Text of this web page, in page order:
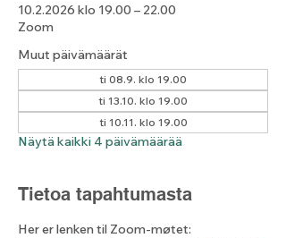
10.2.2026 klo 19.00 – 22.00
Zoom
Muut päivämäärät
ti 08.9. klo 19.00
ti 13.10. klo 19.00
ti 10.11. klo 19.00
Näytä kaikki 4 päivämäärää
Tietoa tapahtumasta
Her er lenken til Zoom-møtet: